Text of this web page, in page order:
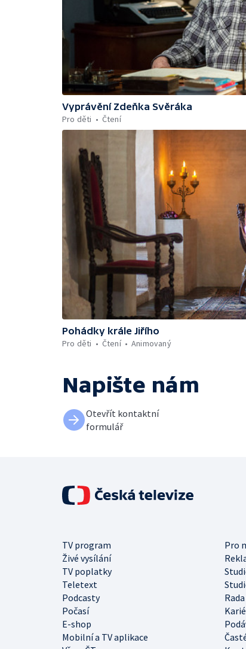
Vyprávění Zdeňka Svěráka
Pro děti
Čtení
Pohádky krále Jiřího
Pro děti
Čtení Animovaný
Napište nám
Otevřít kontaktní
formulář
TV program
Pro
Živé vysílání
TV poplatky
Teletext
Podcasty
Počasí
E-shop
Mobilní a TV aplikace